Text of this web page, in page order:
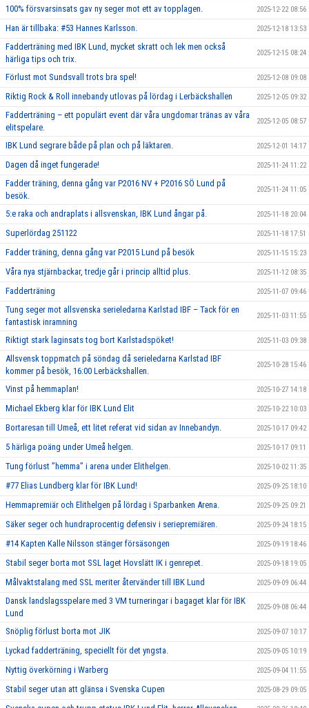
100% försvarsinsats gav ny seger mot ett av topplagen. 2025-12-22 08:56
Han är tillbaka: #53 Hannes Karlsson. 2025-12-18 13:53
Fadderträning med IBK Lund, mycket skratt och lek men också
härliga tips och trix.
2025-12-15 08:24
Förlust mot Sundsvall trots bra spel! 2025-12-08 09:08
Riktig Rock & Roll innebandy utlovas på lördag i Lerbäckshallen 2025-12-05 09:32
Fadderträning – ett populärt event där våra ungdomar tränas av våra
elitspelare.
2025-12-05 08:57
IBK Lund segrare både på plan och på läktaren. 2025-12-01 14:17
Dagen då inget fungerade! 2025-11-24 11:22
Fadder träning, denna gång var P2016 NV + P2016 SÖ Lund på
besök.
2025-11-24 11:05
5:e raka och andraplats i allsvenskan, IBK Lund ångar på. 2025-11-18 20:04
Superlördag 251122 2025-11-18 17:51
Fadder träning, denna gång var P2015 Lund på besök 2025-11-15 15:23
Våra nya stjärnbackar, tredje går i princip alltid plus. 2025-11-12 08:35
Fadderträning 2025-11-07 09:46
Tung seger mot allsvenska serieledarna Karlstad IBF – Tack för en
fantastisk inramning
2025-11-03 11:55
Riktigt stark laginsats tog bort Karlstadspöket! 2025-11-03 09:38
Allsvensk toppmatch på söndag då serieledarna Karlstad IBF
kommer på besök, 16:00 Lerbäckshallen.
2025-10-28 15:46
Vinst på hemmaplan! 2025-10-27 14:18
Michael Ekberg klar för IBK Lund Elit 2025-10-22 10:03
Bortaresan till Umeå, ett litet referat vid sidan av Innebandyn. 2025-10-17 09:42
5 härliga poäng under Umeå helgen. 2025-10-17 09:11
Tung förlust ’’hemma’’ i arena under Elithelgen. 2025-10-02 11:35
#77 Elias Lundberg klar för IBK Lund! 2025-09-25 18:10
Hemmapremiär och Elithelgen på lördag i Sparbanken Arena. 2025-09-25 09:21
Säker seger och hundraprocentig defensiv i seriepremiären. 2025-09-24 18:15
#14 Kapten Kalle Nilsson stänger försäsongen 2025-09-19 18:46
Stabil seger borta mot SSL laget Hovslätt IK i genrepet. 2025-09-18 19:05
Målvaktstalang med SSL meriter återvänder till IBK Lund 2025-09-09 06:44
Dansk landslagsspelare med 3 VM turneringar i bagaget klar för IBK
Lund
2025-09-08 06:44
Snöplig förlust borta mot JIK 2025-09-07 10:17
Lyckad fadderträning, speciellt för det yngsta. 2025-09-05 10:19
Nyttig överkörning i Warberg 2025-09-04 11:55
Stabil seger utan att glänsa i Svenska Cupen 2025-08-29 09:05